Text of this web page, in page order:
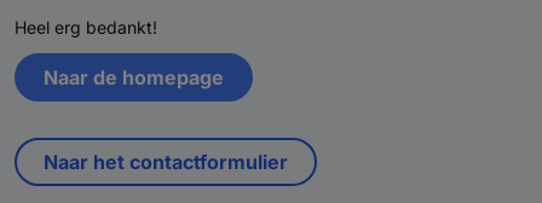
Heel erg bedankt!
Naar de homepage
Naar het contactformulier